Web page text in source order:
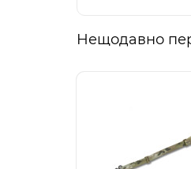
Нещодавно